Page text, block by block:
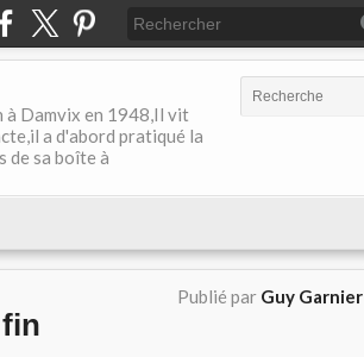
à Damvix en 1948,Il vit
a d'abord pratiqué la
de sa boîte à
Publié par Guy Garnier